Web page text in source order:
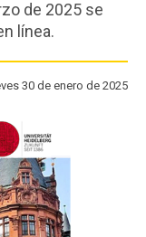
Egresados
de 2025 se
línea.
30 de enero de 2025